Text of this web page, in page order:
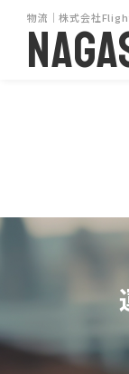
物流｜株式会社